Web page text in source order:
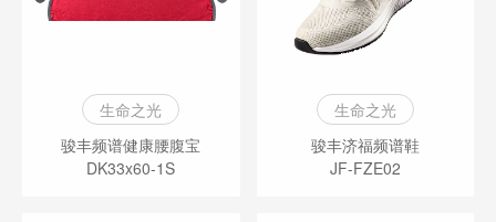
生命之光
骏丰频谱健康腰腹宝
DK33x60-1S
生命之光
骏丰济福频谱鞋
JF-FZE02